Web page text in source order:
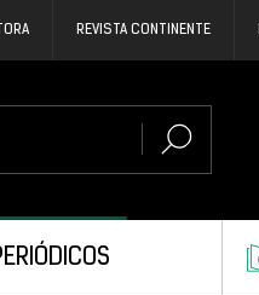
REVISTA CONTINENTE